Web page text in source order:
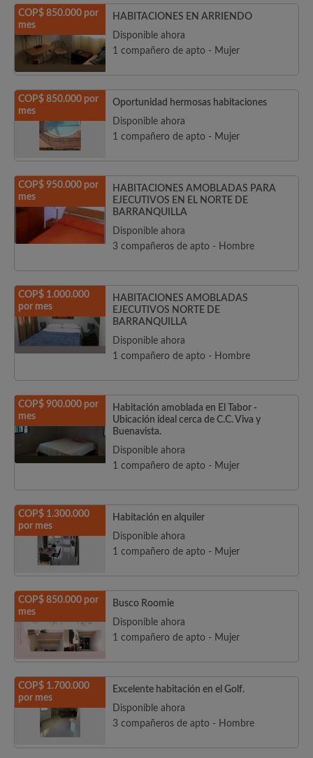
COP$ 850.000 por
mes
HABITACIONES EN ARRIENDO
Disponible ahora
1 compañero de apto - Mujer
COP$ 850.000 por
mes
Oportunidad hermosas habitaciones
Disponible ahora
1 compañero de apto - Mujer
COP$ 950.000 por
mes
HABITACIONES AMOBLADAS PARA
EJECUTIVOS EN EL NORTE DE
BARRANQUILLA
Disponible ahora
3 compañeros de apto - Hombre
COP$ 1.000.000
por mes
HABITACIONES AMOBLADAS
EJECUTIVOS NORTE DE
BARRANQUILLA
Disponible ahora
1 compañero de apto - Hombre
COP$ 900.000 por
mes
Habitación amoblada en El Tabor -
Ubicación ideal cerca de C.C. Viva y
Buenavista.
Disponible ahora
1 compañero de apto - Mujer
COP$ 1.300.000
por mes
Habitación en alquiler
Disponible ahora
1 compañero de apto - Mujer
COP$ 850.000 por
mes
Busco Roomie
Disponible ahora
1 compañero de apto - Mujer
COP$ 1.700.000
por mes
Excelente habitación en el Golf.
Disponible ahora
3 compañeros de apto - Hombre